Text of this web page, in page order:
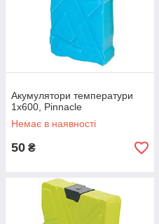
Акумулятори температури
1х600, Pinnacle
Немає в наявності
50 ₴